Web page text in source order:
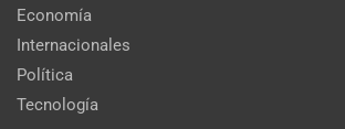
Economía
Internacionales
Política
Tecnología